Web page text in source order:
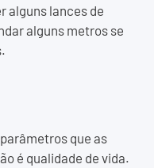
alguns lances de
alguns metros se
que as
é qualidade de vida.